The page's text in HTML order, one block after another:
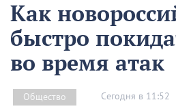
Как
быстро
во время атак
Общество Сегодня в 11:52